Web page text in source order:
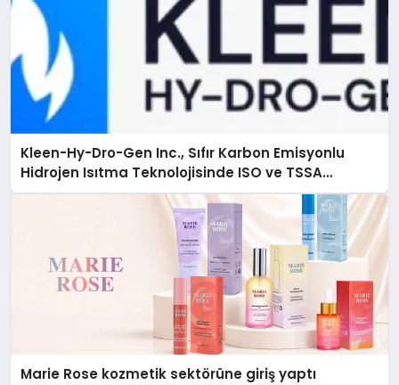
Kleen-Hy-Dro-Gen Inc., Sıfır Karbon Emisyonlu
Hidrojen Isıtma Teknolojisinde ISO ve TSSA
Düzenleyici Onaylarını Aldı
Marie Rose kozmetik sektörüne giriş yaptı